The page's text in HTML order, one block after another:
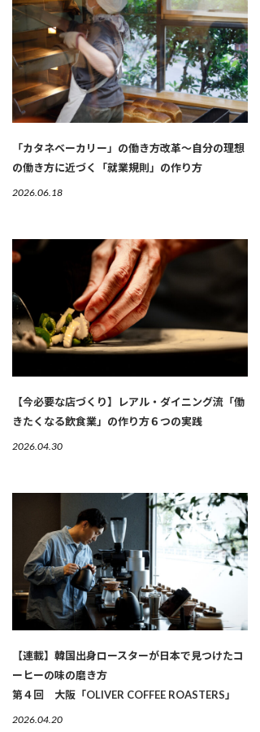
「カタネベーカリー」の働き方改革～自分の理想
の働き方に近づく「就業規則」の作り方
2026.06.18
【今必要な店づくり】レアル・ダイニング流「働
きたくなる飲食業」の作り方６つの実践
2026.04.30
【連載】韓国出身ロースターが日本で見つけたコ
ーヒーの味の磨き方
第４回 大阪「OLIVER COFFEE ROASTERS」
2026.04.20